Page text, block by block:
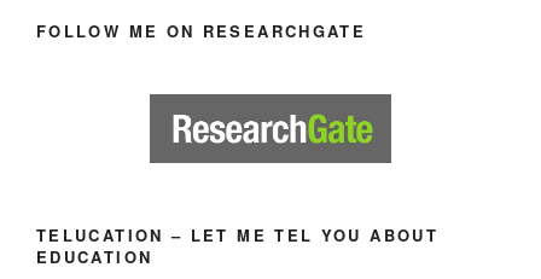
FOLLOW ME ON RESEARCHGATE
TELUCATION – LET ME TEL YOU ABOUT
EDUCATION